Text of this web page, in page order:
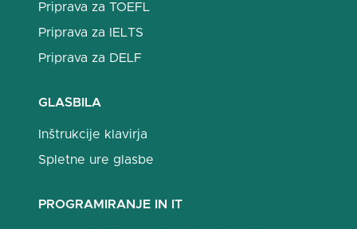
Priprava za TOEFL
Priprava za IELTS
Priprava za DELF
GLASBILA
Inštrukcije klavirja
Spletne ure glasbe
PROGRAMIRANJE IN IT